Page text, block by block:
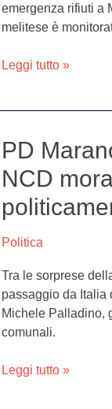
emergenza rifiuti a
melitese è
si
è
di
Leggi tutto »
PD
NCD
Politica
Tra le sorprese
passaggio da Italia
Michele Palladino,
comunali.
PD
“Passaggio
di
Palladino
a
moralmente
inaccettabile
e
politicamente
Leggi tutto »